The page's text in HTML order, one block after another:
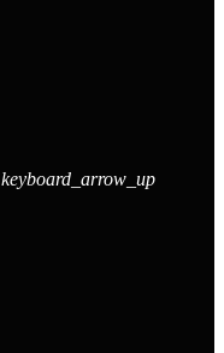
keyboard_arrow_up